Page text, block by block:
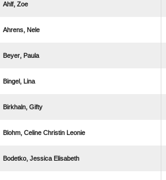
 
 
 
 
 
   
  